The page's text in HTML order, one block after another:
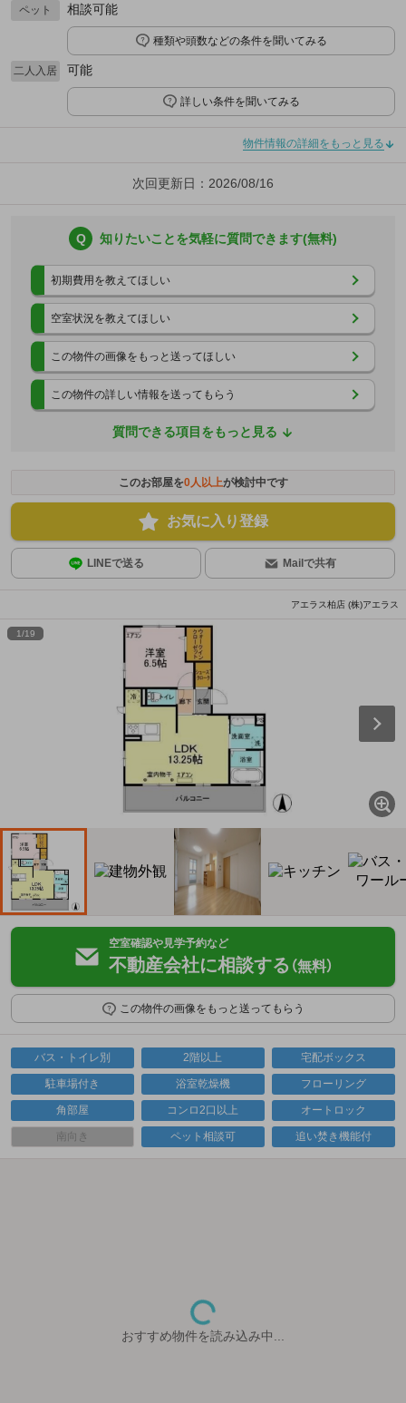
ペット 相談可能
種類や頭数などの条件を聞いてみる
二人入居 可能
詳しい条件を聞いてみる
物件情報の詳細をもっと見る
次回更新日：2026/08/16
Q 知りたいことを気軽に質問できます(無料)
初期費用を教えてほしい
空室状況を教えてほしい
この物件の画像をもっと送ってほしい
この物件の詳しい情報を送ってもらう
質問できる項目をもっと見る
このお部屋を0人以上が検討中です
お気に入り登録
LINEで送る Mailで共有
アエラス柏店 (株)アエラス
1/19
空室確認や見学予約など
不動産会社に相談する （無料）
この物件の画像をもっと送ってもらう
バス・トイレ別 2階以上 宅配ボックス
駐車場付き 浴室乾燥機 フローリング
角部屋 コンロ2口以上 オートロック
南向き ペット相談可 追い焚き機能付
おすすめ物件を読み込み中...